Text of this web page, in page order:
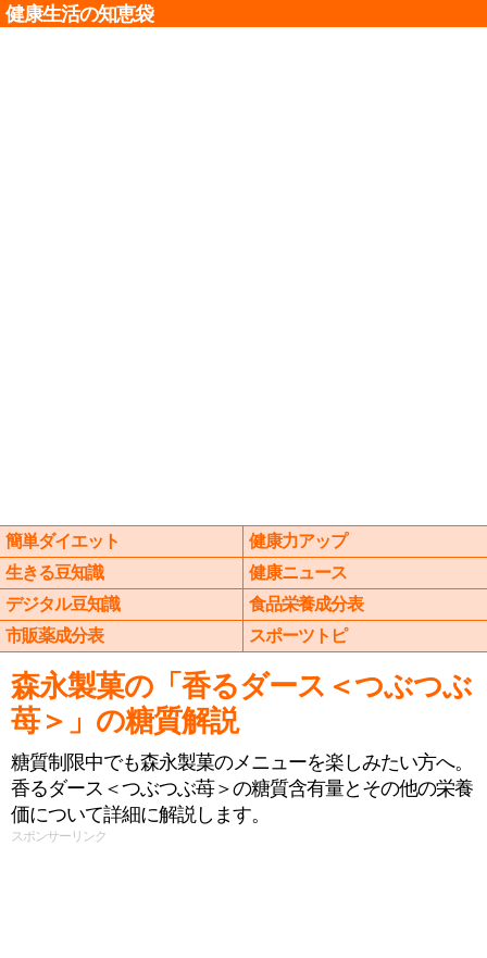
健康生活の知恵袋
簡単ダイエット
健康力アップ
生きる豆知識
健康ニュース
デジタル豆知識
食品栄養成分表
市販薬成分表
スポーツトピ
森永製菓の「香るダース＜つぶつぶ
苺＞」の糖質解説
糖質制限中でも森永製菓のメニューを楽しみたい方へ。
香るダース＜つぶつぶ苺＞の糖質含有量とその他の栄養
価について詳細に解説します。
スポンサーリンク